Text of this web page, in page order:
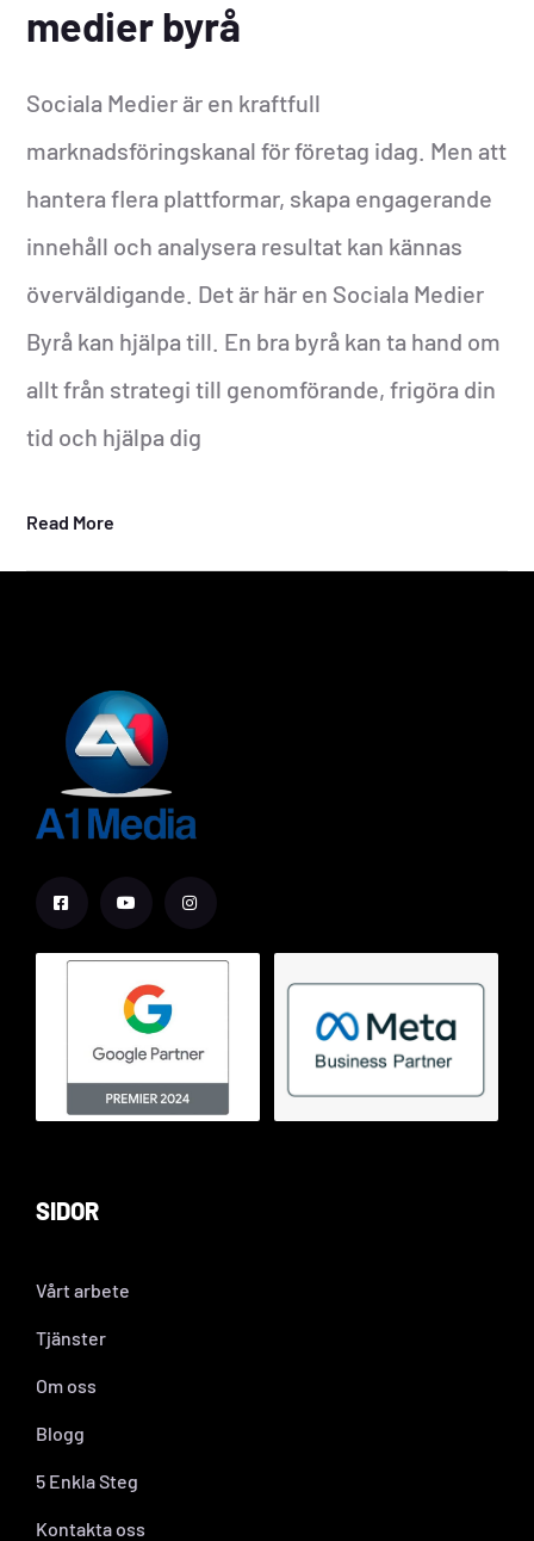
medier byrå
Sociala Medier är en kraftfull
marknadsföringskanal för företag idag. Men att
hantera flera plattformar, skapa engagerande
innehåll och analysera resultat kan kännas
överväldigande. Det är här en Sociala Medier
Byrå kan hjälpa till. En bra byrå kan ta hand om
allt från strategi till genomförande, frigöra din
tid och hjälpa dig
Read More
SIDOR
Vårt arbete
Tjänster
Om oss
Blogg
5 Enkla Steg
Kontakta oss